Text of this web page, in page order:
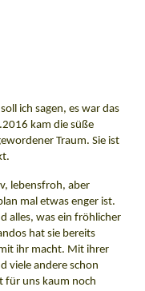
ich sagen, es war das
kam die süße
Traum. Sie ist
lebensfroh, aber
mal etwas enger ist.
alles, was ein fröhlicher
hat sie bereits
ihr macht. Mit ihrer
viele andere schon
für uns kaum noch